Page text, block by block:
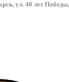
ул. 40 лет